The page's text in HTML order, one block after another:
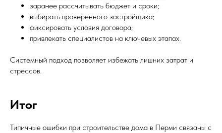
заранее рассчитывать бюджет и сроки;
выбирать проверенного застройщика;
фиксировать условия договора;
привлекать специалистов на ключевых этапах.
Системный подход позволяет избежать лишних затрат и
стрессов.
Итог
Типичные ошибки при строительстве дома в Перми связаны с